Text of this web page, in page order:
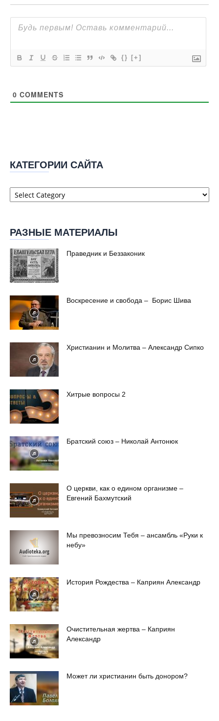
{} [+]
0 COMMENTS
КАТЕГОРИИ САЙТА
Категории
сайта
РАЗНЫЕ МАТЕРИАЛЫ
Праведник и Беззаконик
Воскресение и свобода – Борис Шива
Христианин и Молитва – Александр Сипко
Хитрые вопросы 2
Братский союз – Николай Антонюк
О церкви, как о едином организме –
Евгений Бахмутский
Мы превозносим Тебя – ансамбль «Руки к
небу»
История Рождества – Каприян Александр
Очистительная жертва – Каприян
Александр
Может ли христианин быть донором?